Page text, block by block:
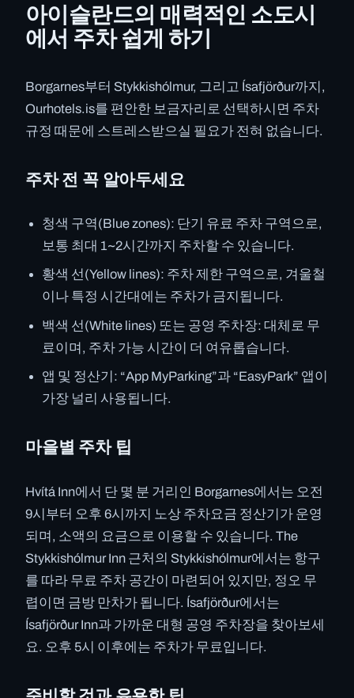
아이슬란드의 매력적인 소도시
에서 주차 쉽게 하기
Borgarnes부터 Stykkishólmur, 그리고 Ísafjörður까지,
Ourhotels.is를 편안한 보금자리로 선택하시면 주차
규정 때문에 스트레스받으실 필요가 전혀 없습니다.
주차 전 꼭 알아두세요
청색 구역(Blue zones): 단기 유료 주차 구역으로,
보통 최대 1~2시간까지 주차할 수 있습니다.
황색 선(Yellow lines): 주차 제한 구역으로, 겨울철
이나 특정 시간대에는 주차가 금지됩니다.
백색 선(White lines) 또는 공영 주차장: 대체로 무
료이며, 주차 가능 시간이 더 여유롭습니다.
앱 및 정산기: “App MyParking”과 “EasyPark” 앱이
가장 널리 사용됩니다.
마을별 주차 팁
Hvítá Inn에서 단 몇 분 거리인 Borgarnes에서는 오전
9시부터 오후 6시까지 노상 주차요금 정산기가 운영
되며, 소액의 요금으로 이용할 수 있습니다. The
Stykkishólmur Inn 근처의 Stykkishólmur에서는 항구
를 따라 무료 주차 공간이 마련되어 있지만, 정오 무
렵이면 금방 만차가 됩니다. Ísafjörður에서는
Ísafjörður Inn과 가까운 대형 공영 주차장을 찾아보세
요. 오후 5시 이후에는 주차가 무료입니다.